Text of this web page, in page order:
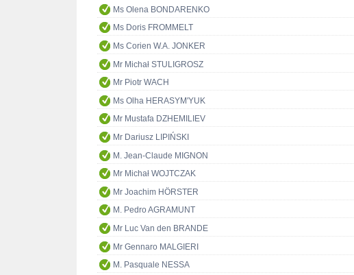
Ms Olena BONDARENKO
Ms Doris FROMMELT
Ms Corien W.A. JONKER
Mr Michał STULIGROSZ
Mr Piotr WACH
Ms Olha HERASYM'YUK
Mr Mustafa DZHEMILIEV
Mr Dariusz LIPIŃSKI
M. Jean-Claude MIGNON
Mr Michał WOJTCZAK
Mr Joachim HÖRSTER
M. Pedro AGRAMUNT
Mr Luc Van den BRANDE
Mr Gennaro MALGIERI
M. Pasquale NESSA